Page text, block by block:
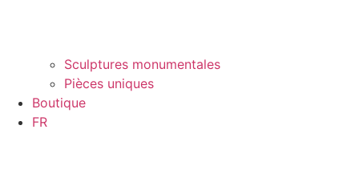
Sculptures monumentales
Pièces uniques
Boutique
FR